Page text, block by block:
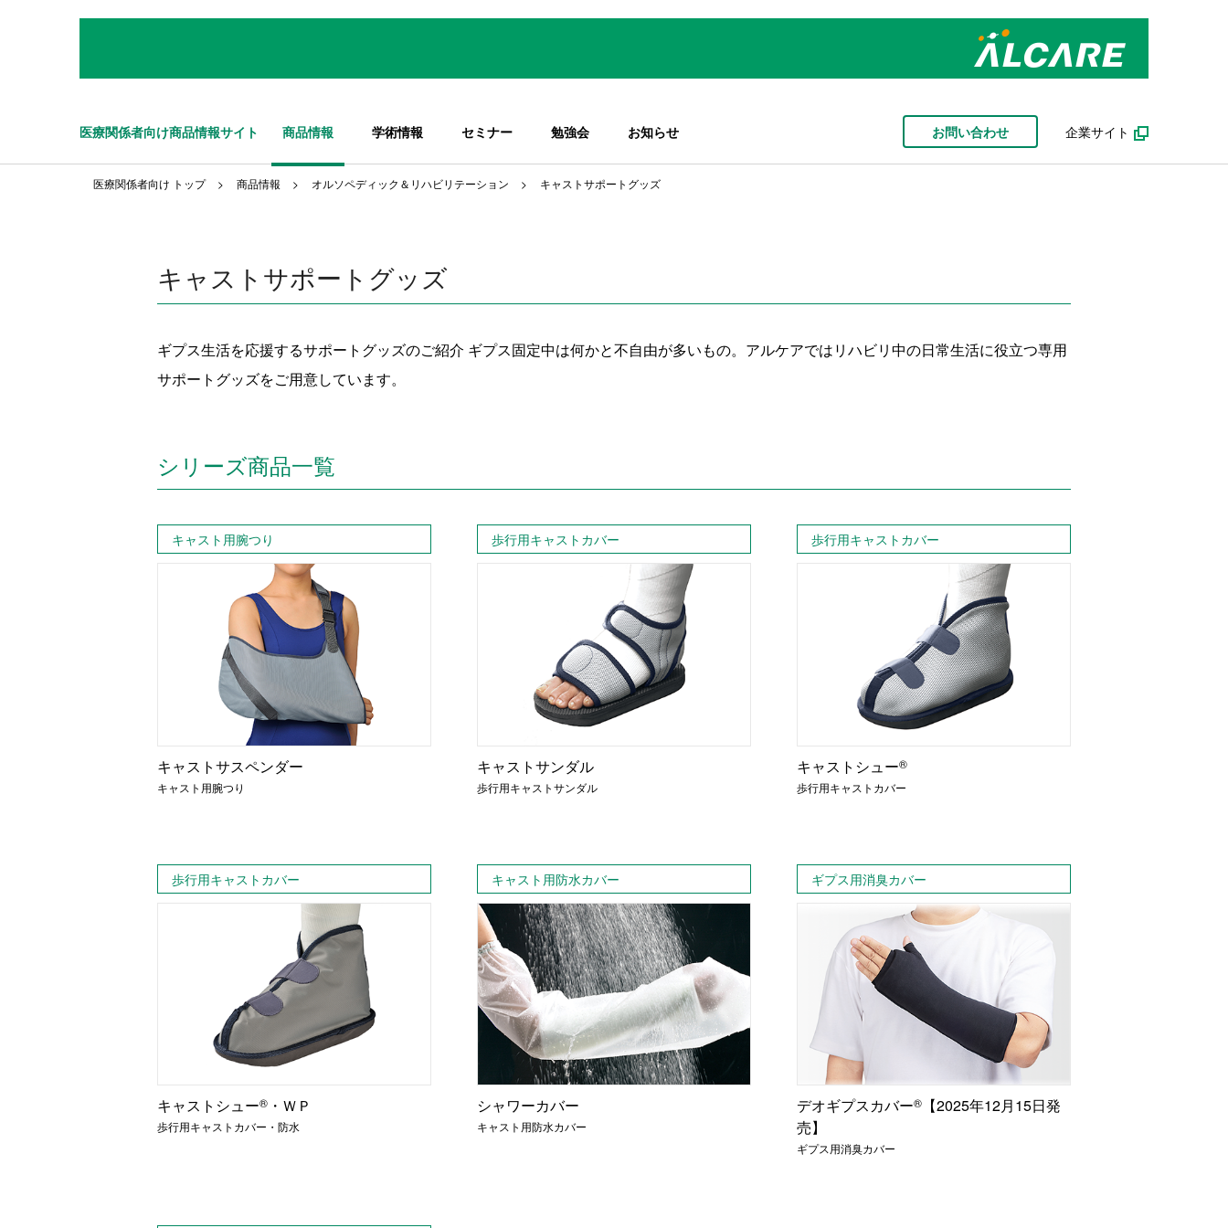
医療関係者向け商品情報サイト 商品情報 学術情報 セミナー 勉強会 お知らせ お問い合わせ 企業サイト
医療関係者向け トップ 商品情報 オルソペディック＆リハビリテーション キャストサポートグッズ
キャストサポートグッズ
ギプス生活を応援するサポートグッズのご紹介 ギプス固定中は何かと不自由が多いもの。アルケアではリハビリ中の日常生活に役立つ専用
サポートグッズをご用意しています。
シリーズ商品一覧
キャスト用腕つり
キャストサスペンダー
キャスト用腕つり
歩行用キャストカバー
キャストサンダル
歩行用キャストサンダル
歩行用キャストカバー
キャストシュー®
歩行用キャストカバー
歩行用キャストカバー
キャストシュー® ・ＷＰ
歩行用キャストカバー・防水
キャスト用防水カバー
シャワーカバー
キャスト用防水カバー
ギプス用消臭カバー
デオギプスカバー®【2025年12月15日発
売】
ギプス用消臭カバー